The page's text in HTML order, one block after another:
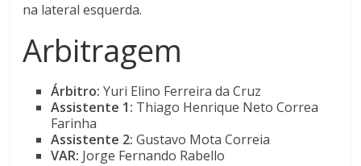
na lateral esquerda.
Arbitragem
Árbitro: Yuri Elino Ferreira da Cruz
Assistente 1: Thiago Henrique Neto Correa
Farinha
Assistente 2:Gustavo Mota Correia
VAR: Jorge Fernando Rabello